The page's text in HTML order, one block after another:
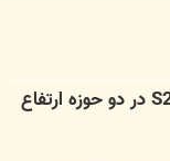
Re: استفاده همزمان از سامانه موشکی S200 در دو حوزه ارتفاع